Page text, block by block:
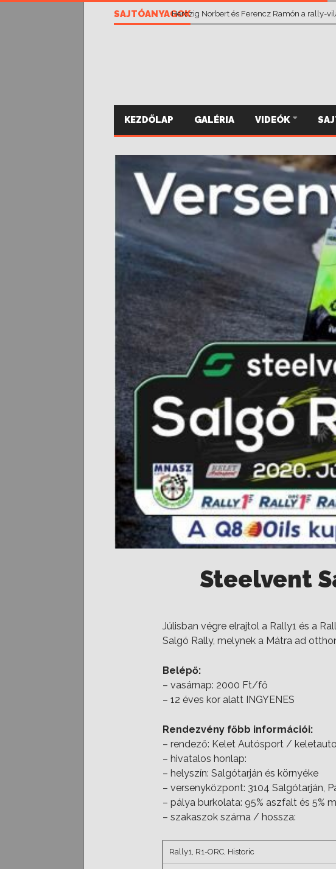
SAJTÓANYAGOKHerczig Norbert és Ferencz Ramón a rally-
Vánsza Zsolt eddig csak jobbról figyelt,
KEZDŐLAP GALÉRIA VIDEÓK
Steelvent
Júlisban végre elrajtol a Rally1 és a
Salgó Rally, melynek a Mátra ad
Belépő:
– vasárnap: 2000 Ft/fő
– 12 éves kor alatt INGYENES
Rendezvény főbb információi:
– rendező: Kelet Autósport /
– hivatalos honlap:
– helyszín: Salgótarján és környéke
– versenyközpont: 3104 Salgótarján,
– pálya burkolata: 95% aszfalt és 5%
– szakaszok száma / hossza:
Rally1, R1-ORC, Historic